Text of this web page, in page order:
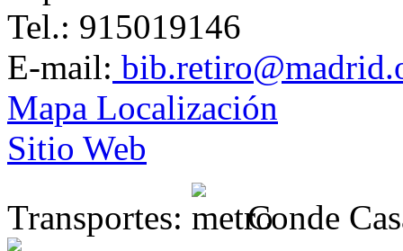
Tel.: 915019146
E-mail:
Mapa Localización
Sitio Web
Transportes:
Conde